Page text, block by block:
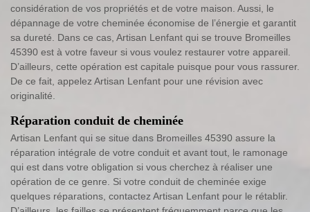
considération de vos propriétés et de votre maison. Aussi, le
dépannage de votre cheminée économise de l’énergie et garantit
sa dureté. Dans ce cas, Artisan Lenfant qui se trouve Bromeilles
45390 est à votre faveur si vous voulez restaurer votre appareil.
D’ailleurs, cette opération est capitale puisque pour vous rassurer.
De ce fait, appelez Artisan Lenfant pour une révision avec
originalité.
Réparation conduit de cheminée
Artisan Lenfant qui se situe dans Bromeilles 45390 assure la
réparation intégrale de votre conduit et avant tout, le ramonage
qui est dans votre obligation si vous cherchez à réaliser une
opération de ce genre. Si votre conduit de cheminée exige
quelques réparations, contactez Artisan Lenfant pour le rétablir.